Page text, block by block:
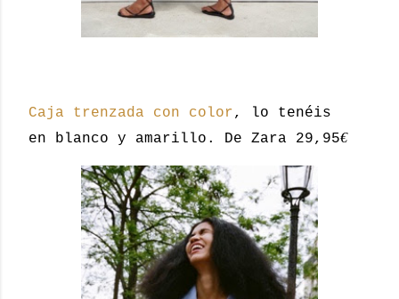
Caja trenzada con color, lo tenéis
en blanco y amarillo. De Zara 29,95€